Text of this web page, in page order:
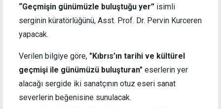
“Geçmişin günümüzle buluştuğu yer” isimli
serginin küratörlüğünü, Asst. Prof. Dr. Pervin Kurceren
yapacak.
Verilen bilgiye göre, "Kıbrıs’ın tarihi ve kültürel
geçmişi ile günümüzü buluşturan" eserlerin yer
alacağı sergide iki sanatçının otuz eseri sanat
severlerin beğenisine sunulacak.